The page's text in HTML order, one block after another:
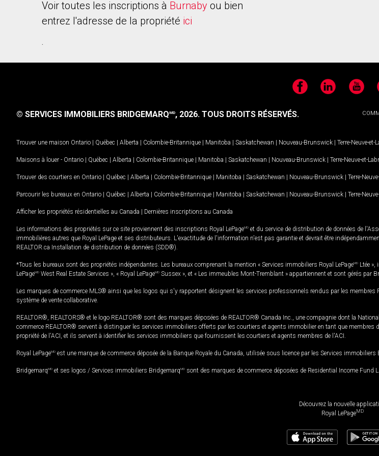
Voir toutes les inscriptions à Burnaby ou bien
entrez l'adresse de la propriété ici
.
FacebookLinkedIn YouTube
© SERVICES IMMOBILIERS BRIDGEMARQMD, 2026. TOUS DROITS RÉSERVÉS.
Trouver une maison Ontario | Québec | Alberta | Colombie-Britannique | Manitoba | Saskatchewan | Nouveau-Brunswick | Terre-Neuve-et-
Maisons à louer - Ontario | Québec | Alberta | Colombie-Britannique | Manitoba | Saskatchewan | Nouveau-Brunswick | Terre-Neuve-et-
Trouver des courtiers en Ontario | Québec | Alberta | Colombie-Britannique | Manitoba | Saskatchewan | Nouveau-Brunswick | Terre-
Parcourir les bureaux en Ontario | Québec | Alberta | Colombie-Britannique | Manitoba | Saskatchewan | Nouveau-Brunswick | Terre-
Afficher les propriétés résidentielles au Canada | Dernières inscriptions au Canada
Les informations des propriétés sur ce site proviennent des inscriptions Royal LePageMD et du service de distribution de données de
immobilières autres que Royal LePage et ses distributeurs. L'exactitude de l'information n'est pas garantie et devrait être
REALTOR.ca Installation de distribution de données (SDD®).
*Tous les bureaux sont des propriétés indépendantes. Les bureaux comprenant la mention « Services immobiliers Royal LePageMD Ltée
LePageMD West Real Estate Services », « Royal LePageMD Sussex », et « Les immeubles Mont-Tremblant » appartiennent et sont gérés par
Les marques de commerce MLS® ainsi que les logos qui s'y rapportent désignent les services professionnels rendus par les membres
système de vente collaborative.
REALTOR®, REALTORS® et le logo REALTOR® sont des marques déposées de REALTOR® Canada Inc., une compagnie dont la
commerce REALTOR® servent à distinguer les services immobiliers offerts par les courtiers et agents immobilier en tant que
propriété de l'ACI, et ils servent à identifier les services immobiliers que fournissent les courtiers et agents membres de l'ACI.
Royal LePageMD est une marque de commerce déposée de la Banque Royale du Canada, utilisée sous licence par les Services immobiliers
BridgemarqMD et ses logos / Services immobiliers BridgemarqMD sont des marques de commerce déposées de Residential Income
Découvrez la nouvelle
Royal LePageMD